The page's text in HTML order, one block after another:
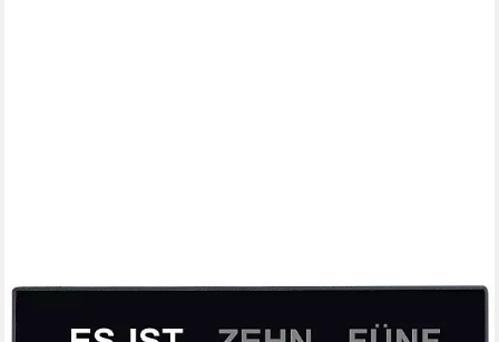
Tischuhr T1235 Büro, Wohnzimmer, Esszimmer